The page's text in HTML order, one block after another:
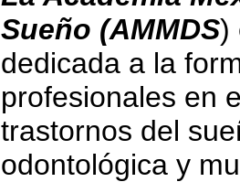
Sueño (AMMDS)
dedicada a la
profesionales en
trastornos del
odontológica y